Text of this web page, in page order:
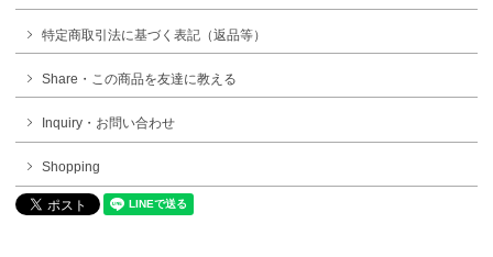
特定商取引法に基づく表記（返品等）
Share・この商品を友達に教える
Inquiry・お問い合わせ
Shopping